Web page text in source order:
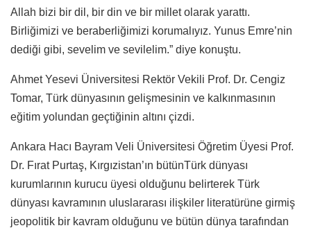
Allah bizi bir dil, bir din ve bir millet olarak yarattı.
Birliğimizi ve beraberliğimizi korumalıyız. Yunus Emre’nin
dediği gibi, sevelim ve sevilelim.” diye konuştu.
Ahmet Yesevi Üniversitesi Rektör Vekili Prof. Dr. Cengiz
Tomar, Türk dünyasının gelişmesinin ve kalkınmasının
eğitim yolundan geçtiğinin altını çizdi.
Ankara Hacı Bayram Veli Üniversitesi Öğretim Üyesi Prof.
Dr. Fırat Purtaş, Kırgızistan’ın bütünTürk dünyası
kurumlarının kurucu üyesi olduğunu belirterek Türk
dünyası kavramının uluslararası ilişkiler literatürüne girmiş
jeopolitik bir kavram olduğunu ve bütün dünya tarafından